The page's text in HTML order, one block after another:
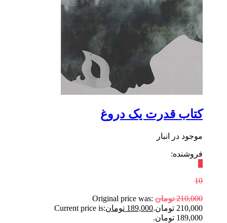
کتاب قدرت یک دروغ
موجود در انبار
فروشنده:
10
210,000 تومان Original price was:
210,000 تومان.
189,000 تومانCurrent price is:
189,000 تومان.